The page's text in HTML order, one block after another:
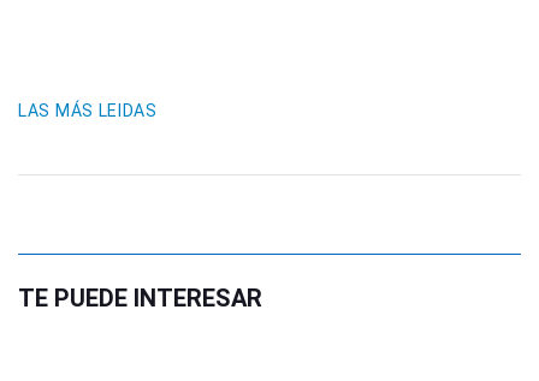
LAS MÁS LEIDAS
TE PUEDE INTERESAR